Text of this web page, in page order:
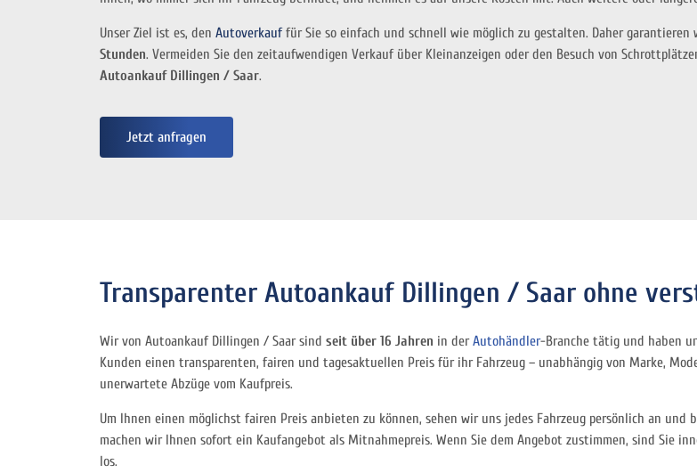
Unser Ziel ist es, den Autoverkauffür Sie so einfach und schnell wie möglich zu gestalten. Daher garantieren
Stunden. Vermeiden Sie den zeitaufwendigen Verkauf über Kleinanzeigen oder den Besuch von
Autoankauf Dillingen / Saar.
Jetzt anfragen
Transparenter Autoankauf Dillingen / Saar ohne
Wir von Autoankauf Dillingen / Saar sind seit über 16 Jahren in derAutohändler-Branche tätig und haben
Kunden einen transparenten, fairen und tagesaktuellen Preis für ihr Fahrzeug – unabhängig von Marke,
unerwartete Abzüge vom Kaufpreis.
Um Ihnen einen möglichst fairen Preis anbieten zu können, sehen wir uns jedes Fahrzeug persönlich an
machen wir Ihnen sofort ein Kaufangebot als Mitnahmepreis. Wenn Sie dem Angebot zustimmen, sind Sie
los.